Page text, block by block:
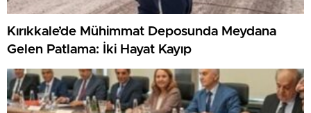
Kırıkkale’de Mühimmat Deposunda Meydana
Gelen Patlama: İki Hayat Kayıp